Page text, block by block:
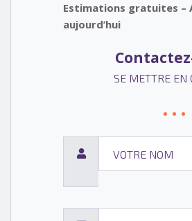
Estimations gratuites –
aujourd’hui
SE METTRE EN